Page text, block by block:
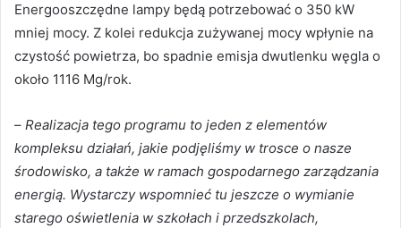
Energooszczędne lampy będą potrzebować o 350 kW
mniej mocy. Z kolei redukcja zużywanej mocy wpłynie na
czystość powietrza, bo spadnie emisja dwutlenku węgla o
około 1116 Mg/rok.
– Realizacja tego programu to jeden z elementów
kompleksu działań, jakie podjęliśmy w trosce o nasze
środowisko, a także w ramach gospodarnego zarządzania
energią. Wystarczy wspomnieć tu jeszcze o wymianie
starego oświetlenia w szkołach i przedszkolach,